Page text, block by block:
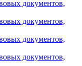
документов,
документов,
документов,
документов,